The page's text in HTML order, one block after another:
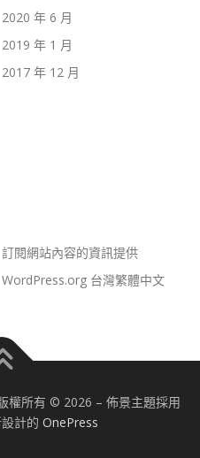
2020 年 6 月
2019 年 1 月
2017 年 12 月
訂閱網站內容的資訊提供
WordPress.org 台灣繁體中文
權所有 © 2026 – 佈景主題採用
計的 OnePress